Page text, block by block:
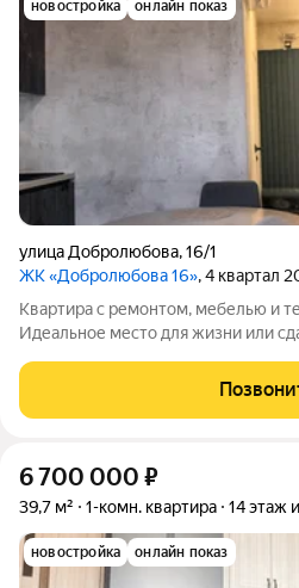
новостройка онлайн показ
улица Добролюбова,16/1
ЖК «Добролюбова 16», 4 квартал
Квартира с ремонтом, мебелью и
Идеальное место для жизни или
Квартира оснащена всем
свои вещи - остальное
6 700 000 ₽
39,7 м² 1-комн. квартира 14 этаж
новостройка онлайн показ